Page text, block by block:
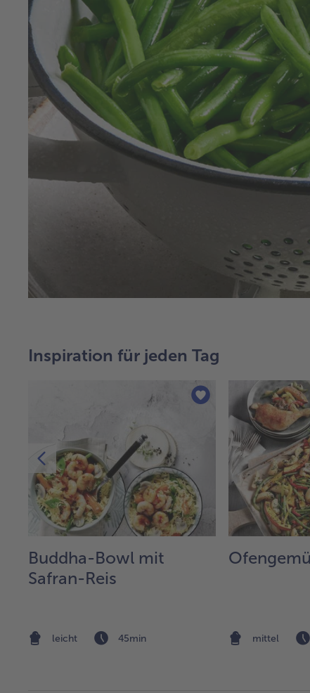
Inspiration für jeden Tag
Buddha-Bowl mit
Safran-Reis
leicht 45min mittel